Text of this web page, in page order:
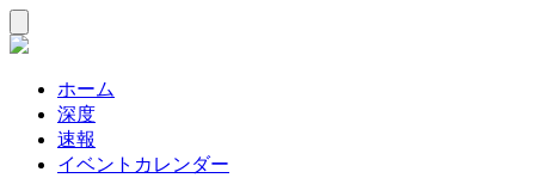
ホーム
深度
速報
イベントカレンダー